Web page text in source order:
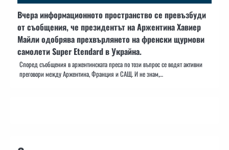
Вчера информационното пространство се превъзбуди
от съобщения, че президентът на Аржентина Хавиер
Майли одобрява прехвърлянето на френски щурмови
самолети Super Etendard в Украйна.
Според съобщения в аржентинската преса по този въпрос се водят активни
преговори между Аржентина, Франция и САЩ. И не знам,…